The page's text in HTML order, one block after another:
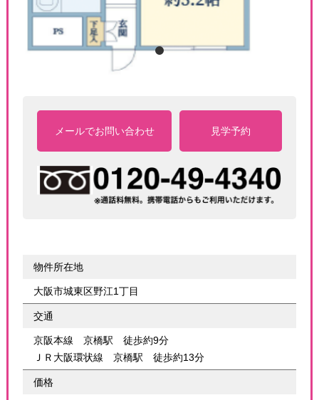
1
メールでお問い合わせ 見学予約
物件所在地
大阪市城東区野江1丁目
交通
京阪本線 京橋駅 徒歩約9分
ＪＲ大阪環状線 京橋駅 徒歩約13分
価格